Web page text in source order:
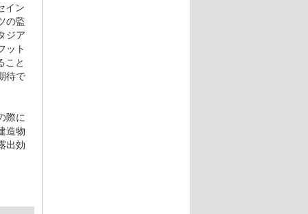
イン
の監
ジア
ット
こと
待で
際に
造物
出効